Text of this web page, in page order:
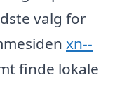
valg for
xn--
finde lokale